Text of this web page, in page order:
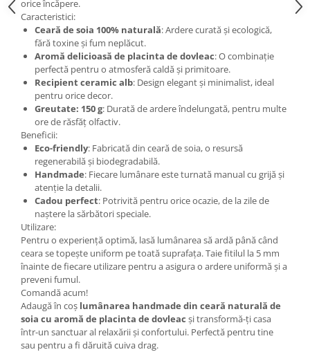
orice încăpere.
Caracteristici:
Ceară de soia 100% naturală: Ardere curată și ecologică,
fără toxine și fum neplăcut.
Aromă delicioasă de placinta de dovleac: O combinație
perfectă pentru o atmosferă caldă și primitoare.
Recipient ceramic alb: Design elegant și minimalist, ideal
pentru orice decor.
Greutate: 150 g: Durată de ardere îndelungată, pentru multe
ore de răsfăț olfactiv.
Beneficii:
Eco-friendly: Fabricată din ceară de soia, o resursă
regenerabilă și biodegradabilă.
Handmade: Fiecare lumânare este turnată manual cu grijă și
atenție la detalii.
Cadou perfect: Potrivită pentru orice ocazie, de la zile de
naștere la sărbători speciale.
Utilizare:
Pentru o experiență optimă, lasă lumânarea să ardă până când
ceara se topește uniform pe toată suprafața. Taie fitilul la 5 mm
înainte de fiecare utilizare pentru a asigura o ardere uniformă și a
preveni fumul.
Comandă acum!
Adaugă în coș lumânarea handmade din ceară naturală de
soia cu aromă de placinta de dovleac și transformă-ți casa
într-un sanctuar al relaxării și confortului. Perfectă pentru tine
sau pentru a fi dăruită cuiva drag.